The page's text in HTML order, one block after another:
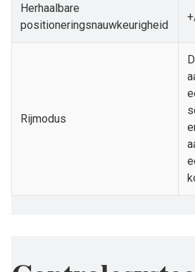
Herhaalbare
positioneringsnauwkeurigheid
Rijmodus